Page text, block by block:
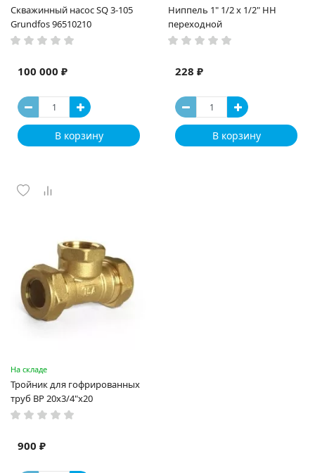
Скважинный насос SQ 3-105
Grundfos 96510210
100 000 ₽
В корзину
Ниппель 1" 1/2 x 1/2" НН
переходной
228 ₽
В корзину
На складе
Тройник для гофрированных
труб ВР 20х3/4"х20
900 ₽